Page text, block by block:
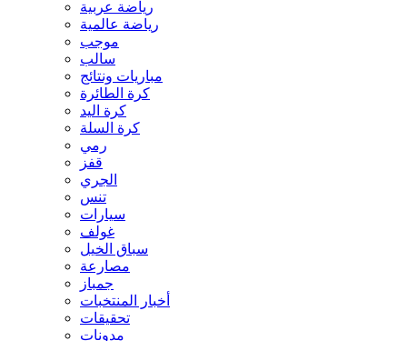
رياضة عربية
رياضة عالمية
موجب
سالب
مباريات ونتائج
كرة الطائرة
كرة اليد
كرة السلة
رمي
قفز
الجري
تنس
سيارات
غولف
سباق الخيل
مصارعة
جمباز
أخبار المنتخبات
تحقيقات
مدونات